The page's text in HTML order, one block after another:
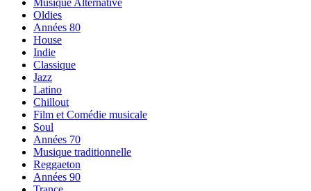
Musique Alternative
Oldies
Années 80
House
Indie
Classique
Jazz
Latino
Chillout
Film et Comédie musicale
Soul
Années 70
Musique traditionnelle
Reggaeton
Années 90